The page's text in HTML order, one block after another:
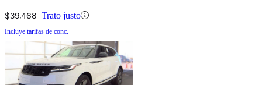
$39,468 Trato justo
Incluye tarifas de conc.